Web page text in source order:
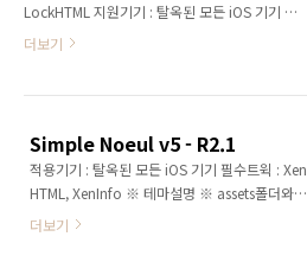
LockHTML 지원기기 : 탈옥된 모든 iOS 기기 ※
테마컨셉 - 간편하게 기기의 배경에 색상을 넣거
명도 조절, 흐림효과 강도, 배경색상, 그림자 등
등 다양한 테마설정을 제공합니다. 구동모습보
기#1 - 상태바 구동모습보기#2 - 잠금화면
더보기
Simple Noeul v5 - R2.1
적용기기 : 탈옥된 모든 iOS 기기 필수트윅 : Xen
HTML, XenInfo ※ 테마설명 ※ assets폴더와 3
개의 파일(Config.js, LockBackground.html,
더보기